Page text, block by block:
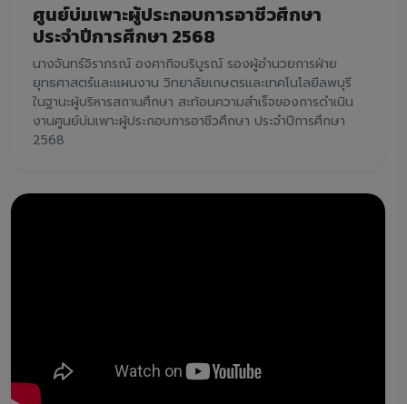
ศูนย์บ่มเพาะผู้ประกอบการอาชีวศึกษา
ประจำปีการศึกษา 2568
นางจันทร์จิราภรณ์ องศากิจบริบูรณ์ รองผู้อำนวยการฝ่าย
ยุทธศาสตร์และแผนงาน วิทยาลัยเกษตรและเทคโนโลยีลพบุรี
ในฐานะผู้บริหารสถานศึกษา สะท้อนความสำเร็จของการดำเนิน
งานศูนย์บ่มเพาะผู้ประกอบการอาชีวศึกษา ประจำปีการศึกษา
2568